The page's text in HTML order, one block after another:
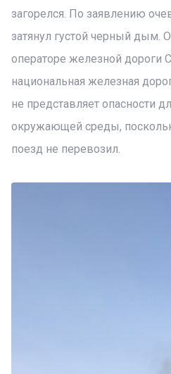
загорелся. По заявлению
затянул густой черный дым.
операторе железной дороги
национальная железная
не представляет опасности
окружающей среды,
поезд не перевозил.